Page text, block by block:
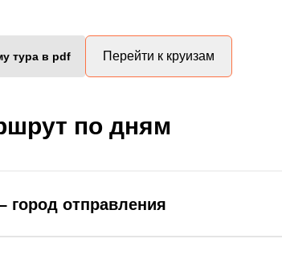
тура в pdf Перейти к круизам
по дням
город отправления